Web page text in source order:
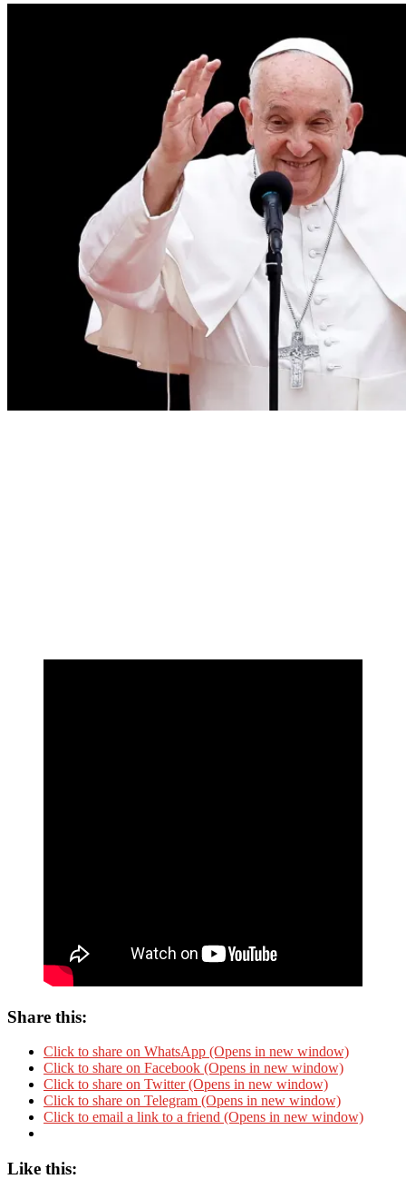
Share this:
Click to share on WhatsApp (Opens in new window)
Click to share on Facebook (Opens in new window)
Click to share on Twitter (Opens in new window)
Click to share on Telegram (Opens in new window)
Click to email a link to a friend (Opens in new window)
Like this: